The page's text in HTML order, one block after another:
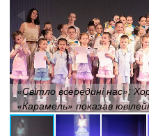
«Світло всередині нас»:
«Карамель» показав